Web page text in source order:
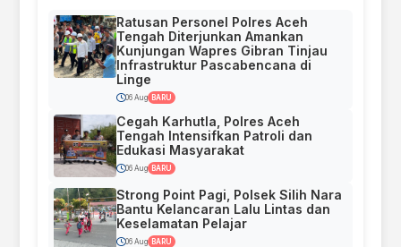
Ratusan Personel Polres Aceh
Tengah Diterjunkan Amankan
Kunjungan Wapres Gibran Tinjau
Infrastruktur Pascabencana di
Linge
06 Aug BARU
Cegah Karhutla, Polres Aceh
Tengah Intensifkan Patroli dan
Edukasi Masyarakat
06 Aug BARU
Strong Point Pagi, Polsek Silih Nara
Bantu Kelancaran Lalu Lintas dan
Keselamatan Pelajar
06 Aug BARU